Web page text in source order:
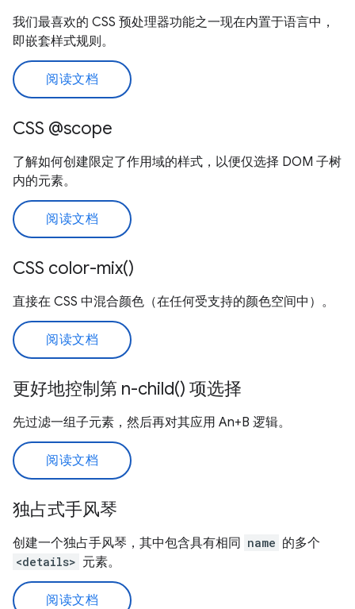
我们最喜欢的 CSS 预处理器功能之一现在内置于语言中，
即嵌套样式规则。
阅读文档
CSS @scope
了解如何创建限定了作用域的样式，以便仅选择 DOM 子树
内的元素。
阅读文档
CSS color-mix()
直接在 CSS 中混合颜色（在任何受支持的颜色空间中）。
阅读文档
更好地控制第 n-child() 项选择
先过滤一组子元素，然后再对其应用 An+B 逻辑。
阅读文档
独占式手风琴
创建一个独占手风琴，其中包含具有相同 name 的多个
<details> 元素。
阅读文档